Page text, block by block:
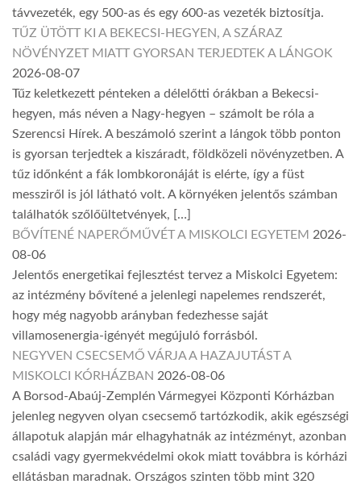
távvezeték, egy 500-as és egy 600-as vezeték biztosítja.
TŰZ ÜTÖTT KI A BEKECSI-HEGYEN, A SZÁRAZ
NÖVÉNYZET MIATT GYORSAN TERJEDTEK A LÁNGOK
2026-08-07
Tűz keletkezett pénteken a délelőtti órákban a Bekecsi-
hegyen, más néven a Nagy-hegyen – számolt be róla a
Szerencsi Hírek. A beszámoló szerint a lángok több ponton
is gyorsan terjedtek a kiszáradt, földközeli növényzetben. A
tűz időnként a fák lombkoronáját is elérte, így a füst
messziről is jól látható volt. A környéken jelentős számban
találhatók szőlőültetvények, […]
BŐVÍTENÉ NAPERŐMŰVÉT A MISKOLCI EGYETEM 2026-
08-06
Jelentős energetikai fejlesztést tervez a Miskolci Egyetem:
az intézmény bővítené a jelenlegi napelemes rendszerét,
hogy még nagyobb arányban fedezhesse saját
villamosenergia-igényét megújuló forrásból.
NEGYVEN CSECSEMŐ VÁRJA A HAZAJUTÁST A
MISKOLCI KÓRHÁZBAN 2026-08-06
A Borsod-Abaúj-Zemplén Vármegyei Központi Kórházban
jelenleg negyven olyan csecsemő tartózkodik, akik egészségi
állapotuk alapján már elhagyhatnák az intézményt, azonban
családi vagy gyermekvédelmi okok miatt továbbra is kórházi
ellátásban maradnak. Országos szinten több mint 320